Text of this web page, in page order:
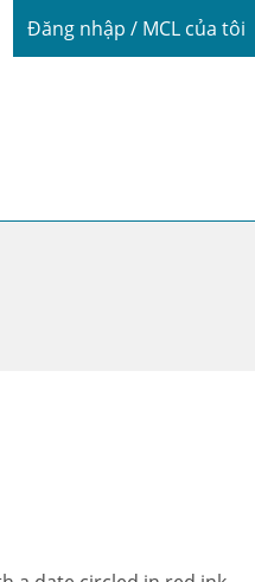
Login / My
Đăng nhập / MCL của tôi